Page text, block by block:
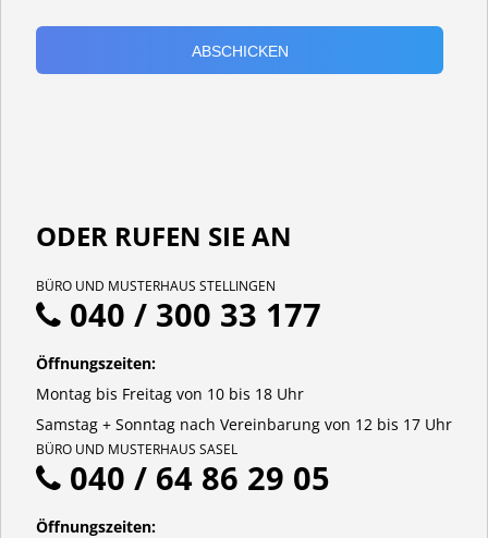
ODER RUFEN SIE AN
BÜRO UND MUSTERHAUS STELLINGEN
040 / 300 33 177
Öffnungszeiten:
Montag bis Freitag von 10 bis 18 Uhr
Samstag + Sonntag nach Vereinbarung von 12 bis 17 Uhr
BÜRO UND MUSTERHAUS SASEL
040 / 64 86 29 05
Öffnungszeiten: